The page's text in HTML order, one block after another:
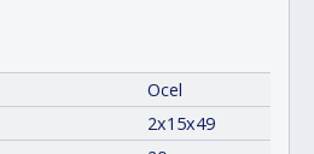
Ocel
2x15x49